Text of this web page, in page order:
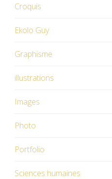
Croquis
Ekolo Guy
Graphisme
illustrations
Images
Photo
Portfolio
Sciences humaines